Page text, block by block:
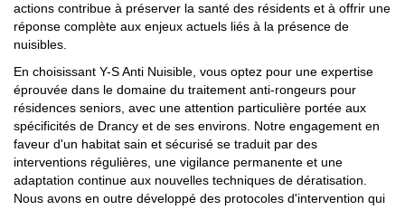
actions contribue à préserver la santé des résidents et à offrir une
réponse complète aux enjeux actuels liés à la présence de
nuisibles.
En choisissant Y-S Anti Nuisible, vous optez pour une expertise
éprouvée dans le domaine du traitement anti-rongeurs pour
résidences seniors, avec une attention particulière portée aux
spécificités de Drancy et de ses environs. Notre engagement en
faveur d'un habitat sain et sécurisé se traduit par des
interventions régulières, une vigilance permanente et une
adaptation continue aux nouvelles techniques de dératisation.
Nous avons en outre développé des protocoles d'intervention qui